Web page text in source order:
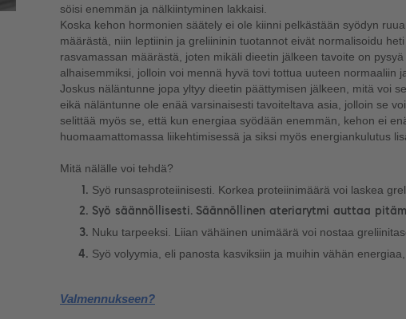
söisi enemmän ja nälkiintyminen lakkaisi.
Koska kehon hormonien säätely ei ole kiinni pelkästään syödyn
määrästä, niin leptiinin ja greliininin tuotannot eivät normalisoidu
rasvamassan määrästä, joten mikäli dieetin jälkeen tavoite on
alhaisemmiksi, jolloin voi mennä hyvä tovi tottua uuteen normaaliin
Joskus näläntunne jopa yltyy dieetin päättymisen jälkeen, mitä voi
eikä näläntunne ole enää varsinaisesti tavoiteltava asia, jolloin se
selittää myös se, että kun energiaa syödään enemmän, kehon ei
huomaamattomassa liikehtimisessä ja siksi myös energiankulutus
Mitä nälälle voi tehdä?
Syö runsasproteiinisesti. Korkea proteiinimäärä voi laskea
Syö säännöllisesti. Säännöllinen ateriarytmi auttaa
Nuku tarpeeksi. Liian vähäinen unimäärä voi nostaa
Syö volyymia, eli panosta kasviksiin ja muihin vähän
Valmennukseen?